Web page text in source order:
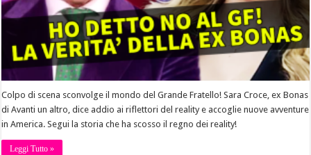
Colpo di scena sconvolge il mondo del Grande Fratello! Sara Croce, ex Bonas
di Avanti un altro, dice addio ai riflettori del reality e accoglie nuove avventure
in America. Segui la storia che ha scosso il regno dei reality!
Leggi Tutto »